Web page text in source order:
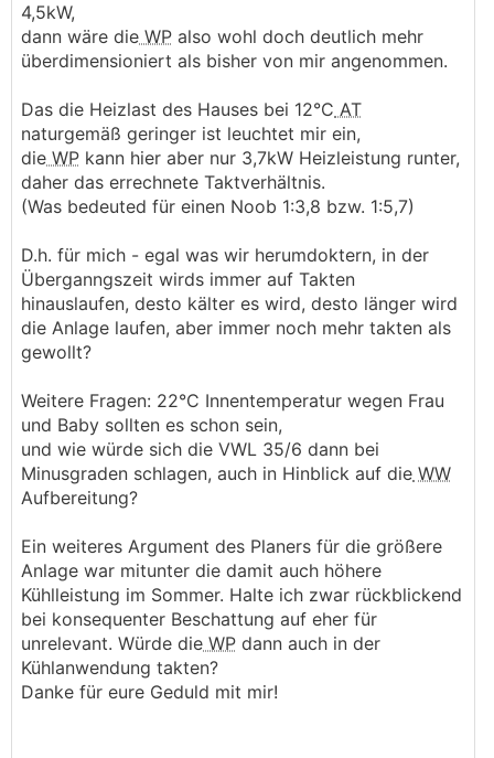
4,5kW,
dann wäre die WP also wohl doch deutlich mehr
überdimensioniert als bisher von mir angenommen.
Das die Heizlast des Hauses bei 12°C AT
naturgemäß geringer ist leuchtet mir ein,
die WP kann hier aber nur 3,7kW Heizleistung runter,
daher das errechnete Taktverhältnis.
(Was bedeuted für einen Noob 1:3,8 bzw. 1:5,7)
D.h. für mich - egal was wir herumdoktern, in der
Überganngszeit wirds immer auf Takten
hinauslaufen, desto kälter es wird, desto länger wird
die Anlage laufen, aber immer noch mehr takten als
gewollt?
Weitere Fragen: 22°C Innentemperatur wegen Frau
und Baby sollten es schon sein,
und wie würde sich die VWL 35/6 dann bei
Minusgraden schlagen, auch in Hinblick auf die WW
Aufbereitung?
Ein weiteres Argument des Planers für die größere
Anlage war mitunter die damit auch höhere
Kühlleistung im Sommer. Halte ich zwar rückblickend
bei konsequenter Beschattung auf eher für
unrelevant. Würde die WP dann auch in der
Kühlanwendung takten?
Danke für eure Geduld mit mir!